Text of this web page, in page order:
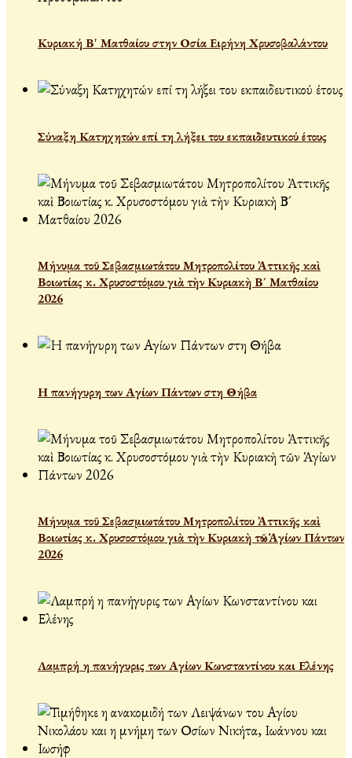
Κυριακή Β' Ματθαίου στην Οσία Ειρήνη Χρυσοβαλάντου
Σύναξη Κατηχητών επί τη λήξει του εκπαιδευτικού έτους
Μήνυμα τοῦ Σεβασμιωτάτου Μητροπολίτου Ἀττικῆς καὶ
Βοιωτίας κ. Χρυσοστόμου γιὰ τὴν Κυριακὴ Β´ Ματθαίου
2026
Η πανήγυρη των Αγίων Πάντων στη Θήβα
Μήνυμα τοῦ Σεβασμιωτάτου Μητροπολίτου Ἀττικῆς καὶ
Βοιωτίας κ. Χρυσοστόμου γιὰ τὴν Κυριακὴ τῶν Ἁγίων Πάντων
2026
Λαμπρή η πανήγυρις των Αγίων Κωνσταντίνου και Ελένης